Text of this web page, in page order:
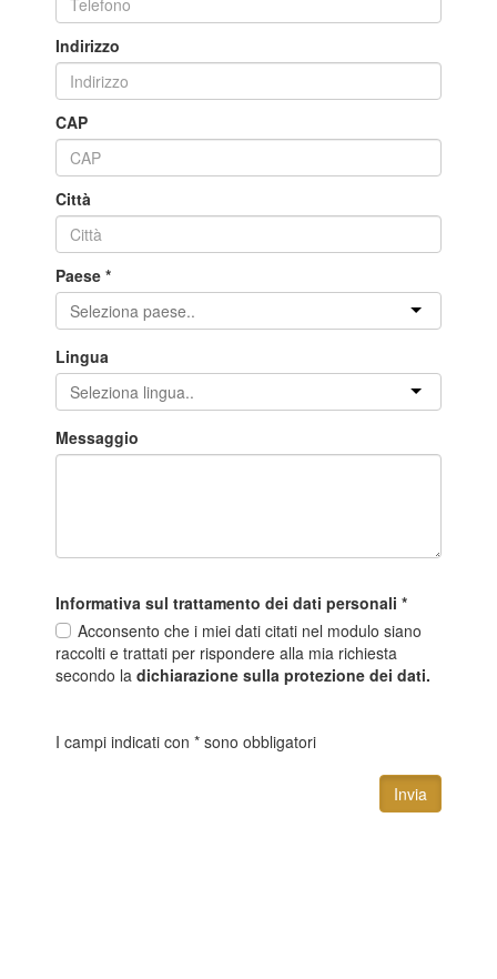
Indirizzo
CAP
Città
Paese *
Lingua
Messaggio
Informativa sul trattamento dei dati personali *
Acconsento che i miei dati citati nel modulo siano
raccolti e trattati per rispondere alla mia richiesta
secondo la dichiarazione sulla protezione dei dati.
I campi indicati con * sono obbligatori
Invia